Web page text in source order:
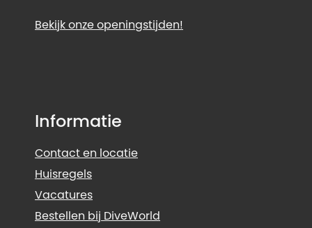
Bekijk onze openingstijden!
Informatie
Contact en locatie
Huisregels
Vacatures
Bestellen bij DiveWorld